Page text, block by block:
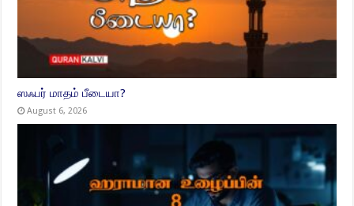
ஸஃபர் மாதம் பீடையா?
August 6, 2026